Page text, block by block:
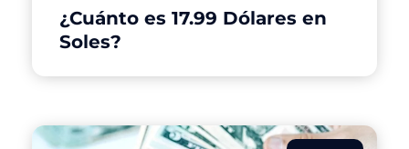
¿Cuánto es 17.99 Dólares en
Soles?